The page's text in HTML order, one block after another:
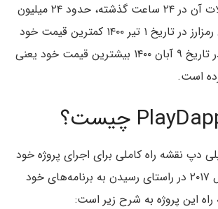
است و حجم معاملات آن در ۲۴ ساعت گذشته، حدود ۲۴ میلیون
دلار بوده است. این رمزارز در تاریخ ۱ تیر ۱۴۰۰ کمترین قیمت خود
یعنی ۰.۰۹۳ دلار و در تاریخ ۹ آبان ۱۴۰۰ بیشترین قیمت خود یعنی
دپ نقشه راه کاملی برای اجرای پروژه خود
دارد. این تیم از سال ۲۰۱۷ در راستای رسیدن به برنامه‌های خود
این پروژه به شرح زیر است: